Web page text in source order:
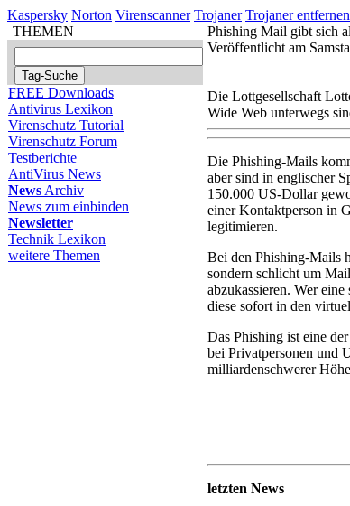
Kaspersky Norton Virenscanner Trojaner Trojaner entfernen
THEMEN
FREE Downloads
Antivirus Lexikon
Virenschutz Tutorial
Virenschutz Forum
Testberichte
AntiVirus News
News Archiv
News zum einbinden
Newsletter
Technik Lexikon
weitere Themen
Phishing Mail gibt sich
Veröffentlicht am
Die Lottgesellschaft
Wide Web unterwegs
Die Phishing-Mails
aber sind in englischer
150.000 US-Dollar
einer Kontaktperson in
legitimieren.
Bei den Phishing-Mails
sondern schlicht um
abzukassieren. Wer
diese sofort in den
Das Phishing ist eine
bei Privatpersonen und
milliardenschwerer
letzten News